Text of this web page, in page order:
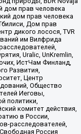
дом прав человека
дом прав человека
Дом прав
дикого лосося, TVR
им Вилфрида
Uralic, UnKremlin,
ИстЧам Финланд,
Развития,
Центр
Общество
Иеговы,
политики,
комитет действия,
в России,
расследователей,
Россия